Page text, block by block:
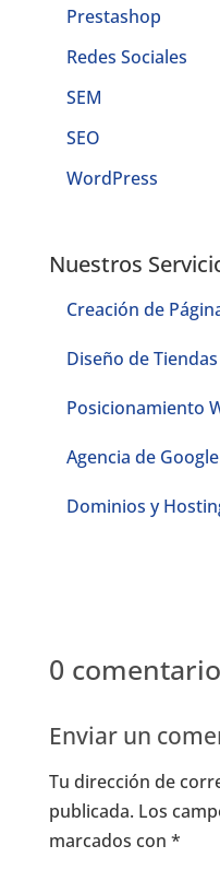
Prestashop
Redes Sociales
SEM
SEO
WordPress
Nuestros
Creación de
Diseño de
Posicionamiento
Agencia de
Dominios y
0
Enviar un
Tu dirección de
publicada. Los
marcados con *